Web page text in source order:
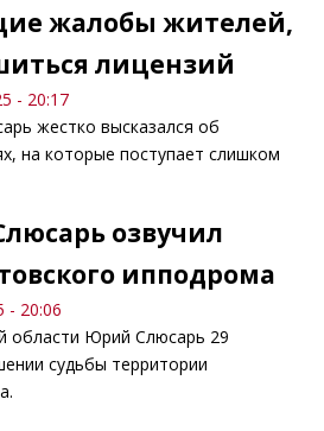
жалобы жителей,
лицензий
- 20:17
жестко высказался об
на которые поступает слишком
озвучил
ипподрома
- 20:06
области Юрий Слюсарь 29
судьбы территории